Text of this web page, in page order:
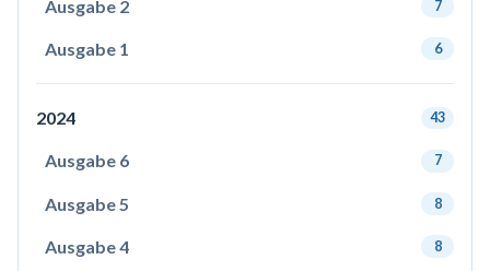
Ausgabe 2 7
Ausgabe 1 6
2024 43
Ausgabe 6 7
Ausgabe 5 8
Ausgabe 4 8